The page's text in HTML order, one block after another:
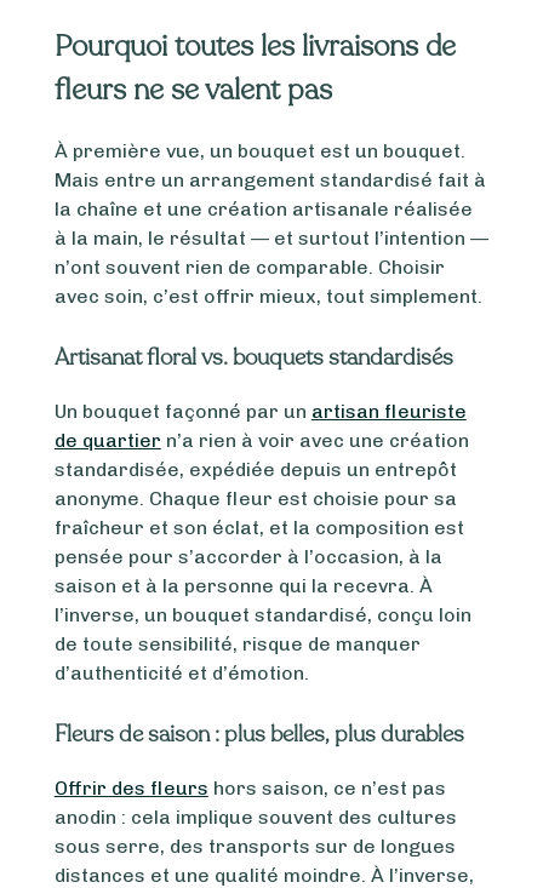
Pourquoi toutes les livraisons de
fleurs ne se valent pas
À première vue, un bouquet est un bouquet.
Mais entre un arrangement standardisé fait à
la chaîne et une création artisanale réalisée
à la main, le résultat — et surtout l’intention —
n’ont souvent rien de comparable. Choisir
avec soin, c’est offrir mieux, tout simplement.
Artisanat floral vs. bouquets standardisés
Un bouquet façonné par un artisan fleuriste
de quartier n’a rien à voir avec une création
standardisée, expédiée depuis un entrepôt
anonyme. Chaque fleur est choisie pour sa
fraîcheur et son éclat, et la composition est
pensée pour s’accorder à l’occasion, à la
saison et à la personne qui la recevra. À
l’inverse, un bouquet standardisé, conçu loin
de toute sensibilité, risque de manquer
d’authenticité et d’émotion.
Fleurs de saison : plus belles, plus durables
Offrir des fleurs hors saison, ce n’est pas
anodin : cela implique souvent des cultures
sous serre, des transports sur de longues
distances et une qualité moindre. À l’inverse,